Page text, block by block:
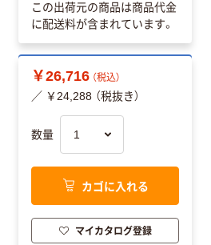
この出荷元の商品は商品代金
に配送料が含まれています。
￥26,716 （税込）
／ ￥24,288 （税抜き）
数量
カゴに入れる
マイカタログ登録